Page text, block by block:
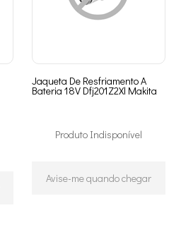
Jaqueta De Resfriamento A
Bateria 18V Dfj201Z2Xl Makita
Produto Indisponível
Avise-me quando chegar